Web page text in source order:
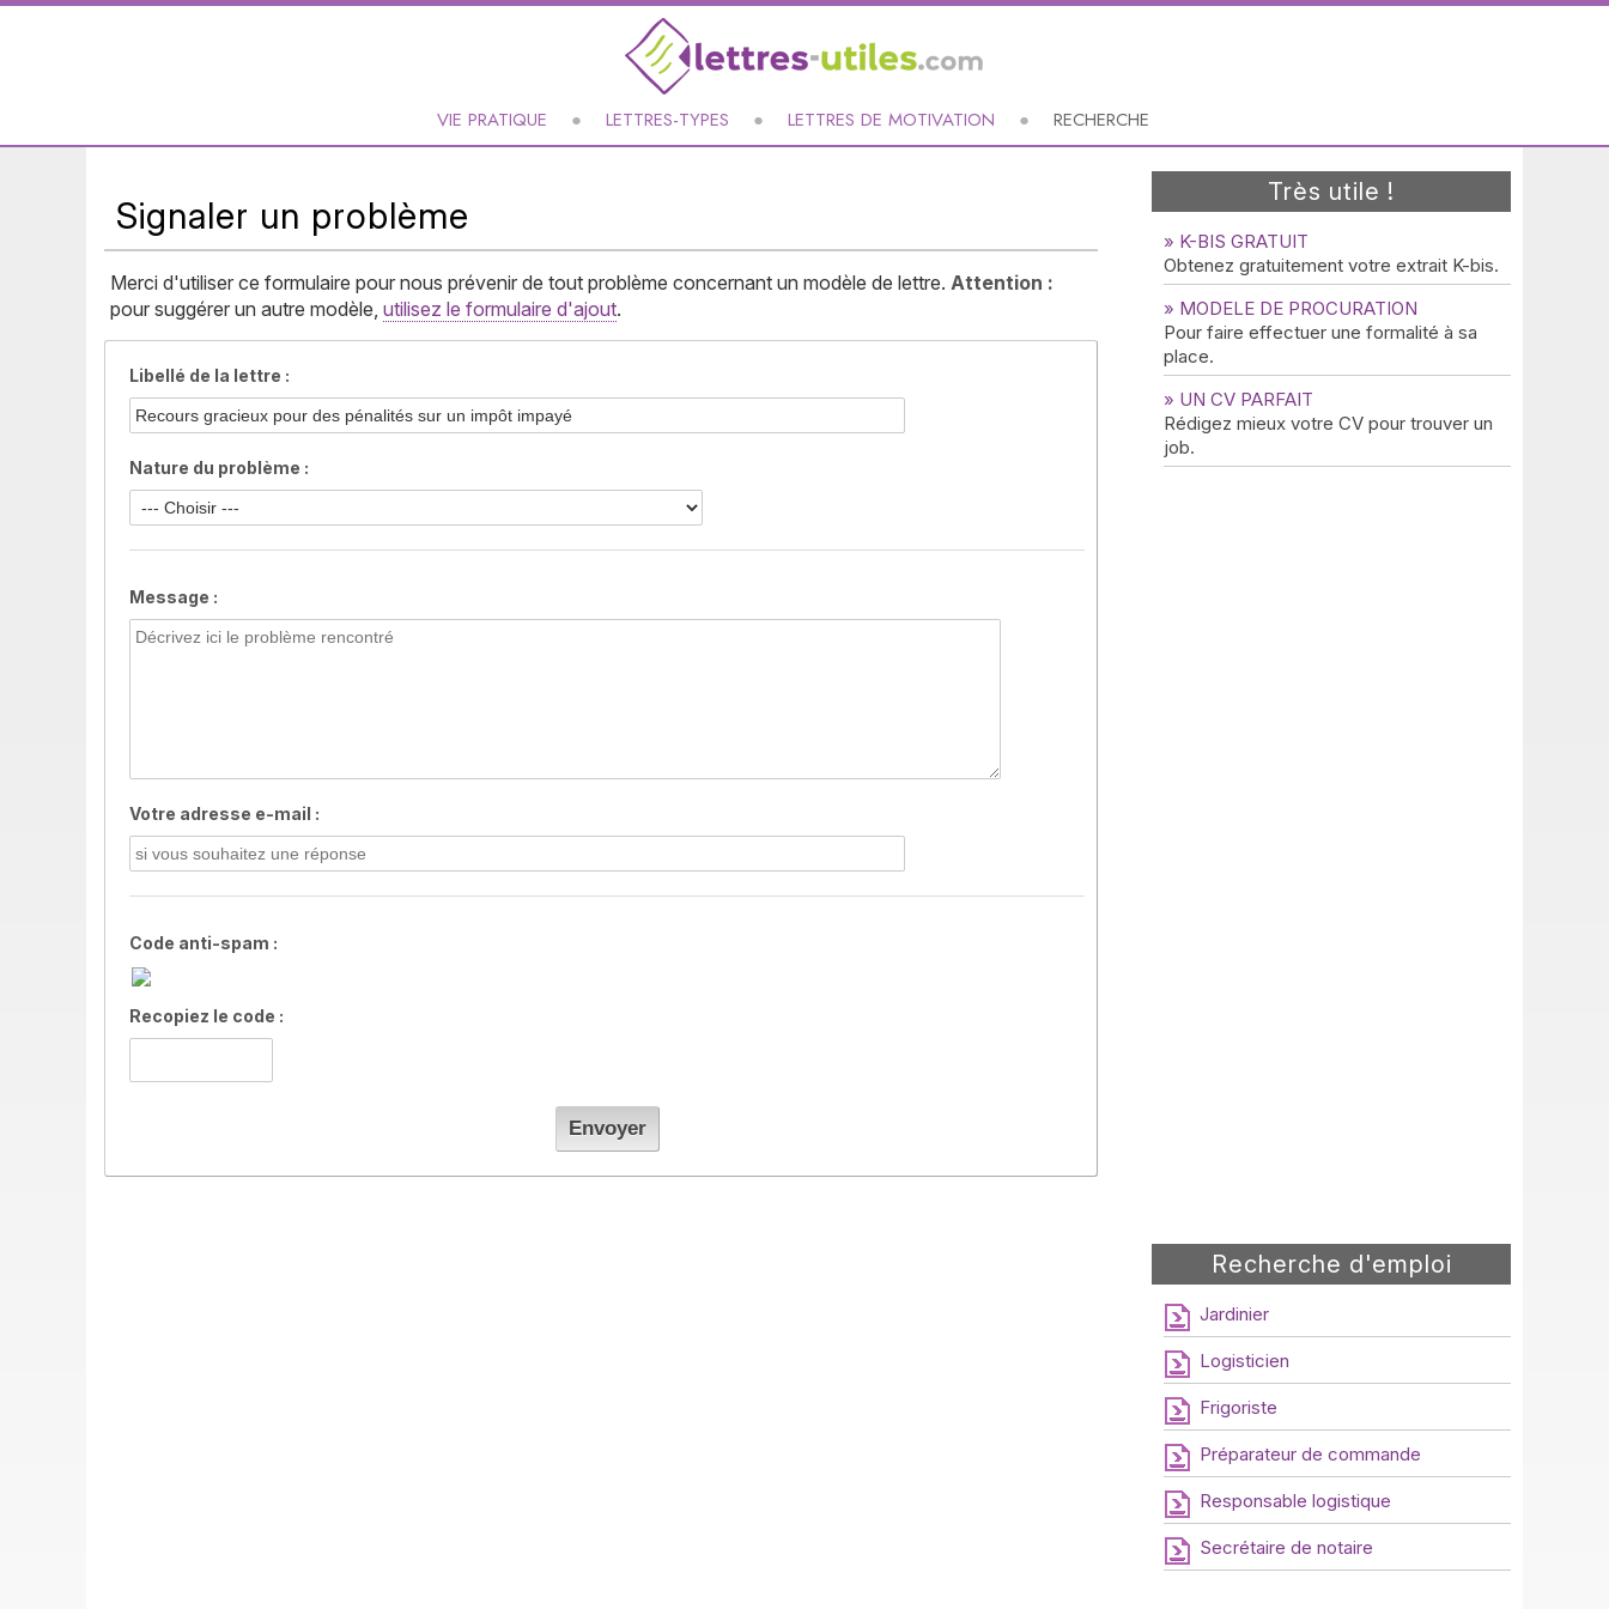
VIE PRATIQUE LETTRES-TYPES LETTRES DE MOTIVATION RECHERCHE
Signaler un problème
Merci d'utiliser ce formulaire pour nous prévenir de tout problème concernant un modèle de lettre. Attention :
pour suggérer un autre modèle, utilisez le formulaire d'ajout.
Libellé de la lettre :
Nature du problème :
Message :
Votre adresse e-mail :
Code anti-spam :
Recopiez le code :
Très utile !
» K-BIS GRATUIT
Obtenez gratuitement votre extrait K-bis.
» MODELE DE PROCURATION
Pour faire effectuer une formalité à sa
place.
» UN CV PARFAIT
Rédigez mieux votre CV pour trouver un
job.
Recherche d'emploi
Jardinier
Logisticien
Frigoriste
Préparateur de commande
Responsable logistique
Secrétaire de notaire